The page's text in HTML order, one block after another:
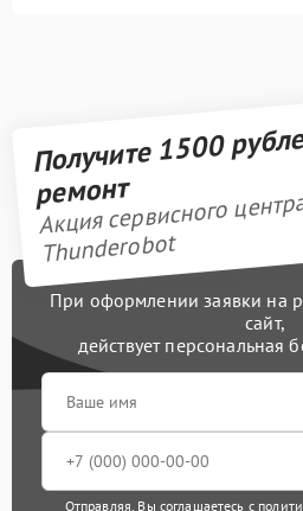
Получите 1500
ремонт
Акция сервисного
Thunderobot
При оформлении заявки на
сайт,
действует персональная
Отправляя, Вы соглашаетесь с